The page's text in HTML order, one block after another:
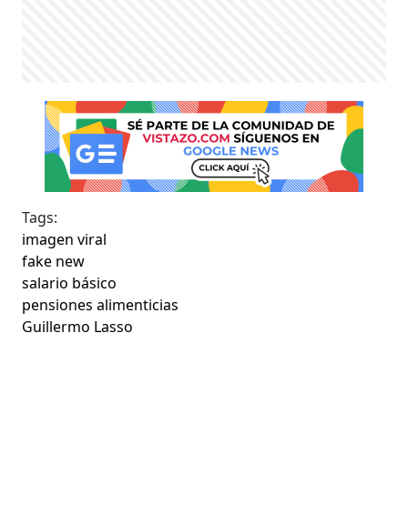
Tags:
imagen viral
fake new
salario básico
pensiones alimenticias
Guillermo Lasso